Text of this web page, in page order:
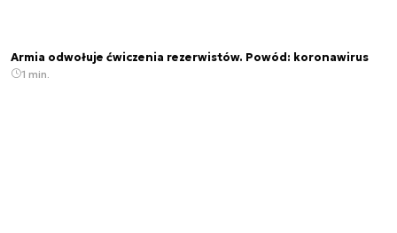
Armia odwołuje ćwiczenia rezerwistów. Powód: koronawirus
1 min.